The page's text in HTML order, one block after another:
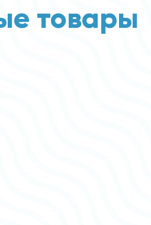
товары